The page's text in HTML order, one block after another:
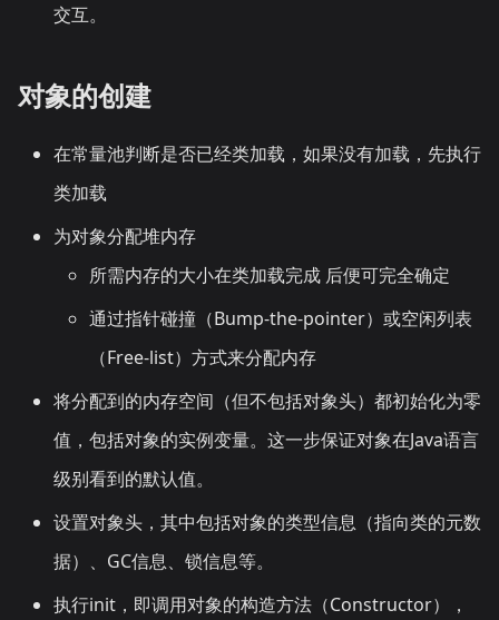
交互。
对象的创建
在常量池判断是否已经类加载，如果没有加载，先执行
类加载
为对象分配堆内存
所需内存的大小在类加载完成 后便可完全确定
通过指针碰撞（Bump-the-pointer）或空闲列表
（Free-list）方式来分配内存
将分配到的内存空间（但不包括对象头）都初始化为零
值，包括对象的实例变量。这一步保证对象在Java语言
级别看到的默认值。
设置对象头，其中包括对象的类型信息（指向类的元数
据）、GC信息、锁信息等。
执行init，即调用对象的构造方法（Constructor），